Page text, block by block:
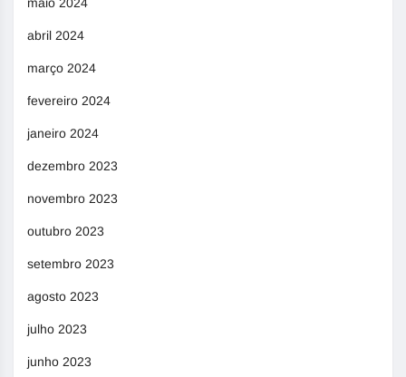
abril 2024
março 2024
fevereiro 2024
janeiro 2024
dezembro 2023
novembro 2023
outubro 2023
setembro 2023
agosto 2023
julho 2023
junho 2023